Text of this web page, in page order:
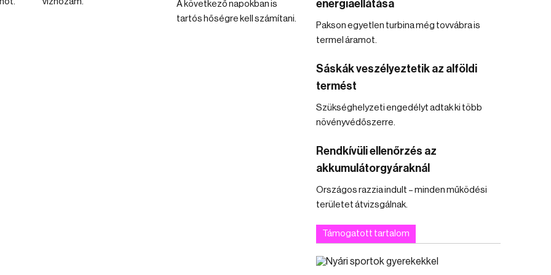
A következő napokban is
tartós hőségre kell számítani.
energiaellátása
Pakson egyetlen turbina még tovvábra is
termel áramot.
Sáskák veszélyeztetik az alföldi
termést
Szükséghelyzeti engedélyt adtak ki több
növényvédőszerre.
Rendkívüli ellenőrzés az
akkumulátorgyáraknál
Országos razzia indult – minden működési
területet átvizsgálnak.
Támogatott tartalom